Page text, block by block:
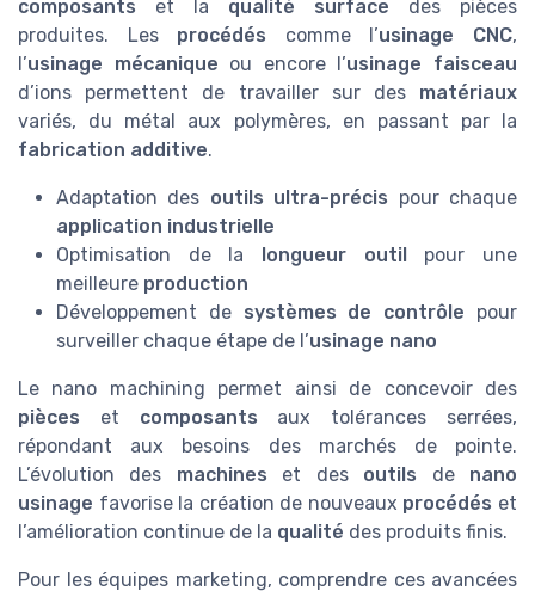
composants et la qualité surface des pièces
produites. Les procédés comme l’usinage CNC,
l’usinage mécanique ou encore l’usinage faisceau
d’ions permettent de travailler sur des matériaux
variés, du métal aux polymères, en passant par la
fabrication additive.
Adaptation des outils ultra-précis pour chaque
application industrielle
Optimisation de la longueur outilpour une
meilleure production
Développement de systèmes de contrôle pour
surveiller chaque étape de l’usinage nano
Le nano machining permet ainsi de concevoir des
pièces et composants aux tolérances serrées,
répondant aux besoins des marchés de pointe.
L’évolution des machines et des outils de nano
usinage favorise la création de nouveaux procédés et
l’amélioration continue de la qualité des produits finis.
Pour les équipes marketing, comprendre ces avancées